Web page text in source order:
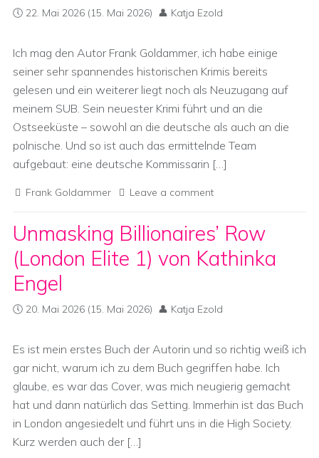
22. Mai 2026 (15. Mai 2026) Katja Ezold
Ich mag den Autor Frank Goldammer, ich habe einige
seiner sehr spannendes historischen Krimis bereits
gelesen und ein weiterer liegt noch als Neuzugang auf
meinem SUB. Sein neuester Krimi führt und an die
Ostseeküste – sowohl an die deutsche als auch an die
polnische. Und so ist auch das ermittelnde Team
aufgebaut: eine deutsche Kommissarin […]
Frank Goldammer Leave a comment
Unmasking Billionaires’ Row
(London Elite 1) von Kathinka
Engel
20. Mai 2026 (15. Mai 2026) Katja Ezold
Es ist mein erstes Buch der Autorin und so richtig weiß ich
gar nicht, warum ich zu dem Buch gegriffen habe. Ich
glaube, es war das Cover, was mich neugierig gemacht
hat und dann natürlich das Setting. Immerhin ist das Buch
in London angesiedelt und führt uns in die High Society.
Kurz werden auch der […]